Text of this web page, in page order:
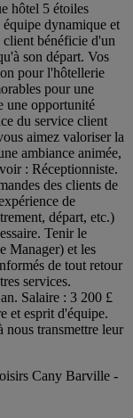
hôtel 5 étoiles
dynamique et
client bénéficie d'un
son départ. Vos
pour l'hôtellerie
pour une
une opportunité
du service client
aimez valoriser la
ambiance animée,
: Réceptionniste.
des clients de
de
départ, etc.)
Tenir le
Manager) et les
de tout retour
services.
Salaire : 3 200 £
et esprit d'équipe.
nous transmettre leur
Cany Barville -